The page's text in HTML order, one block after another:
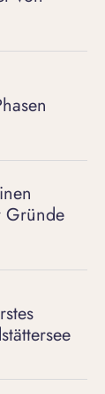
Gründe